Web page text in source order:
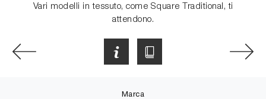
Vari modelli in tessuto, come Square Traditional, ti
attendono.
Marca